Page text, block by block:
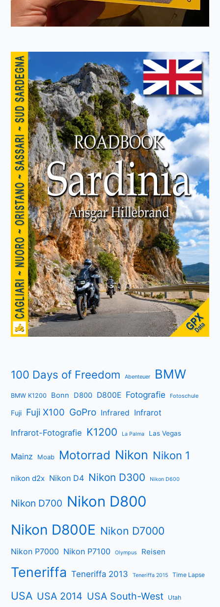
100 Days of Freedom Abenteuer BMW
BMW K1200 Bonn D800 D800E Fotografie Fotoschule
Fuji Fuji X100 GoPro Infrared Infrarot
Infrarot-Fotografie K1200 La Palma Las Vegas
Mainz Moab Motorrad Nikon Nikon 1
nikon d2x Nikon D4 Nikon D300 Nikon D600
Nikon D700 Nikon D800
Nikon D800E Nikon D7000
Nikon P7000 Nikon P7100 Olympus Reisen
Teneriffa Teneriffa 2013 Teneriffa 2015 Time Lapse
USA USA 2014 USA South-West Utah